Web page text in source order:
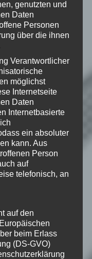
nicht
Felder
genutzten und
Daten
Personen
über die ihnen
Verantwortlicher
möglichst
Internetseite
Daten
Internetbasierte
ein absoluter
kann. Aus
Person
auf
telefonisch, an
auf den
beim Erlass
(DS-GVO)